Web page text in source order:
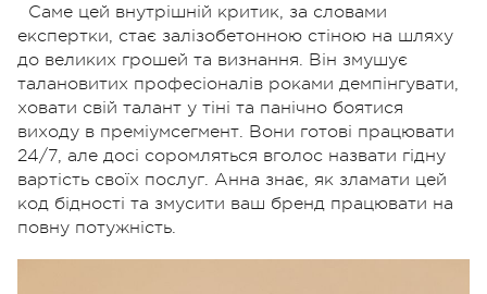
Саме цей внутрішній критик, за словами
експертки, стає залізобетонною стіною на шляху
до великих грошей та визнання. Він змушує
талановитих професіоналів роками демпінгувати,
ховати свій талант у тіні та панічно боятися
виходу в преміумсегмент. Вони готові працювати
24/7, але досі соромляться вголос назвати гідну
вартість своїх послуг. Анна знає, як зламати цей
код бідності та змусити ваш бренд працювати на
повну потужність.